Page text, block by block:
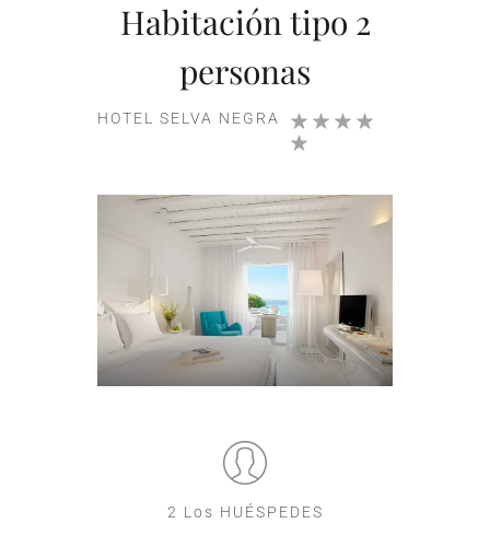
Habitación tipo 2
personas
HOTEL SELVA NEGRA
2 Los HUÉSPEDES